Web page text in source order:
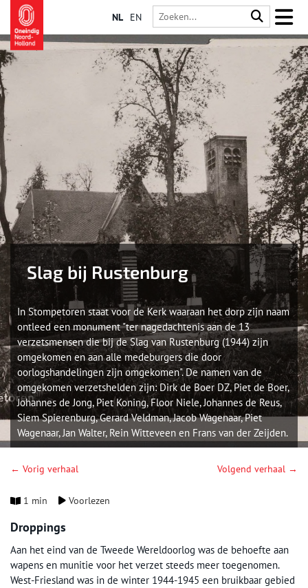
NL EN
Slag bij Rustenburg
In Stompetoren staat voor de Kerk waaraan het dorp zijn naam
ontleed een monument "ter nagedachtenis aan de 13
verzetsmensen die bij de Slag van Rustenburg (1944) zijn
omgekomen en aan alle medeburgers die door
oorlogshandelingen zijn omgekomen". De namen van de
omgekomen verzetshelden zijn: Dirk de Boer DZ, Piet de Boer,
Johannes de Jong, Piet Koning, Floor Niele, Johannes de Reus,
Siem Spierenburg, Gerard Veldman, Jacob Wagenaar, Piet
Wagenaar, Jan Walter, Rein Witteveen en Frans van der Zeijden.
← Vorig verhaal Volgend verhaal →
1 min Voorlezen
Droppings
Aan het eind van de Tweede Wereldoorlog was de behoefte aan
wapens en munitie voor het verzet steeds meer toegenomen.
West-Friesland was in de winter 1944-1945 een bruikbaar gebied